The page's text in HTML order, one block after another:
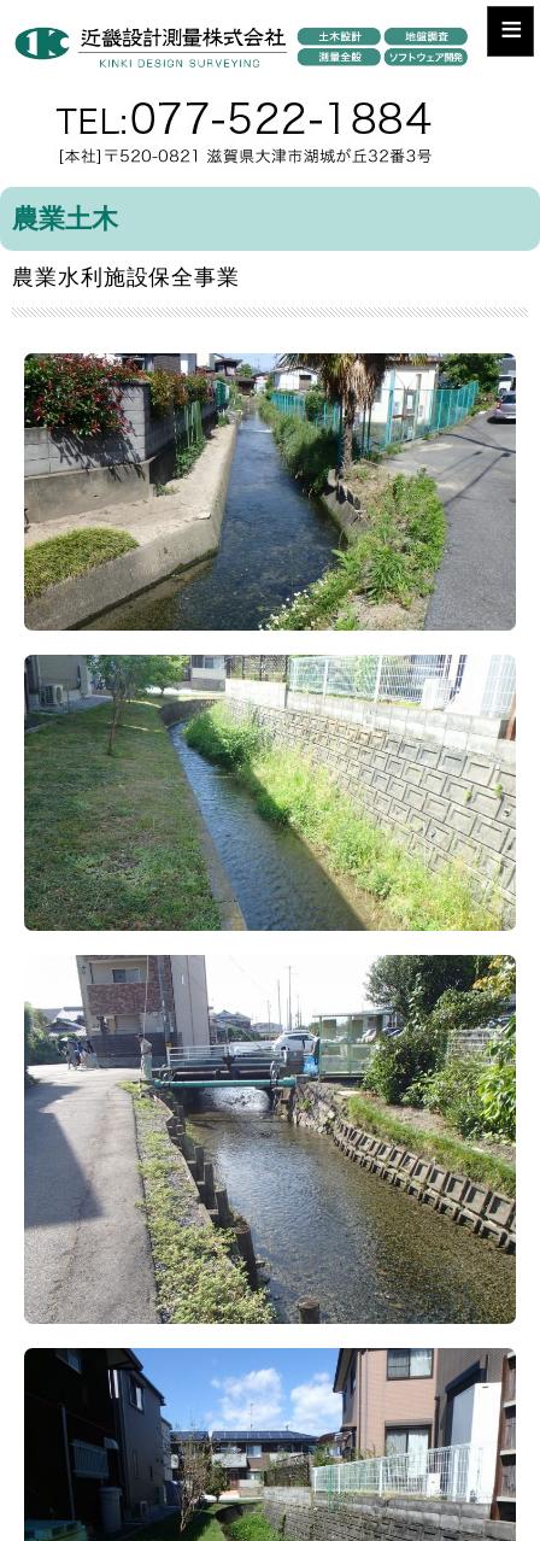
≡
農業土木
農業水利施設保全事業